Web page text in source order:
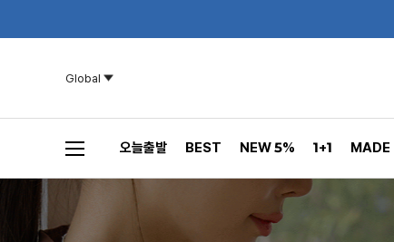
Global
오늘출발 BEST NEW 5% 1+1 MADE